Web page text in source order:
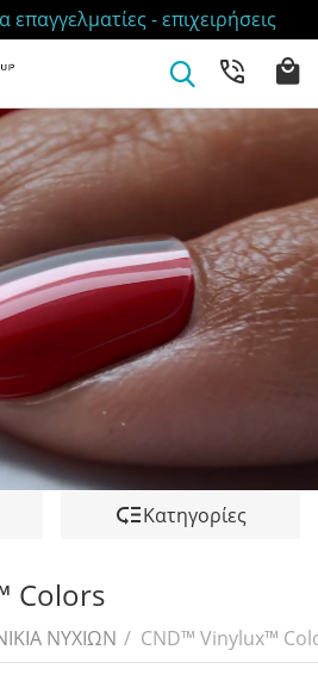
επαγγελματίες - επιχειρήσεις
Κατηγορίες
Colors
ΝΥΧΙΩΝ / CND™ Vinylux™